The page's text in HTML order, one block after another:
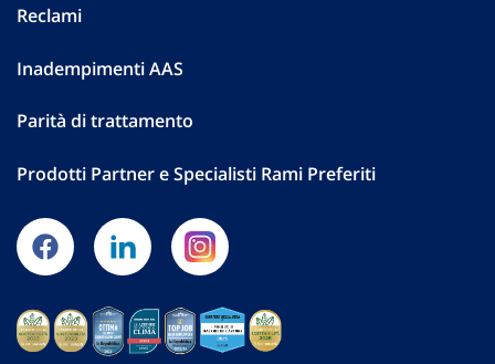
Reclami
Inadempimenti AAS
Parità di trattamento
Prodotti Partner e Specialisti Rami Preferiti